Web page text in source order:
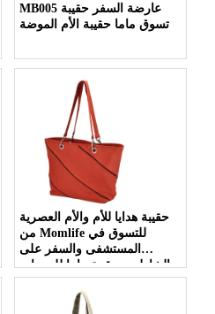
MB005 عارضة السفر حقيبة
تسوق ماما حقيبة الأم الموضة
حقيبة هدايا للأم والأم العصرية
من Momlife للتسوق في
المستشفى والسفر على
الشاطئ وحقيبة ماما للسيدات